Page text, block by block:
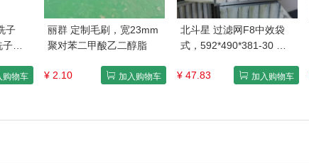
子
弹
购物车
丽群 定制毛刷，宽23mm
聚对苯二甲酸乙二醇脂
¥ 2.10 加入购物车
北斗星 过滤网F8中效袋
式，592*490*381-30 售
¥ 47.83
加入购物车